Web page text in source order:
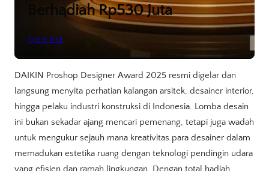
Berhadiah Rp530 Juta
Tips & Trick
DAIKIN Proshop Designer Award 2025 resmi digelar dan
langsung menyita perhatian kalangan arsitek, desainer interior,
hingga pelaku industri konstruksi di Indonesia. Lomba desain
ini bukan sekadar ajang mencari pemenang, tetapi juga wadah
untuk mengukur sejauh mana kreativitas para desainer dalam
memadukan estetika ruang dengan teknologi pendingin udara